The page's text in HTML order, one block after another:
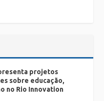
projetos
sobre educação,
no Rio Innovation